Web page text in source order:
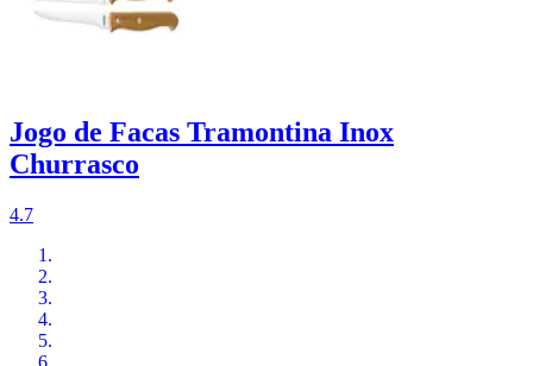
Jogo de Facas Tramontina Inox
Churrasco
4.7